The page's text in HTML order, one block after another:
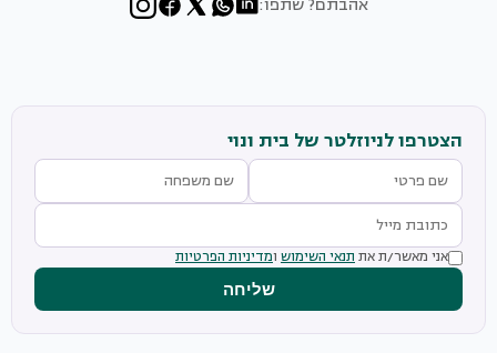
אהבתם? שתפו:
הצטרפו לניוזלטר של בית ונוי
אני מאשר/ת את תנאי השימוש ומדיניות הפרטיות
שליחה